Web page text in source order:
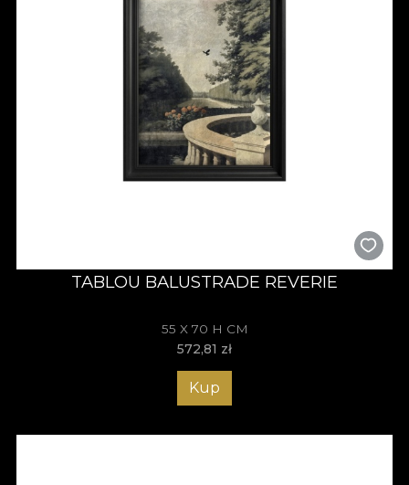
TABLOU BALUSTRADE REVERIE
55 X 70 H CM
572,81 zł
Kup